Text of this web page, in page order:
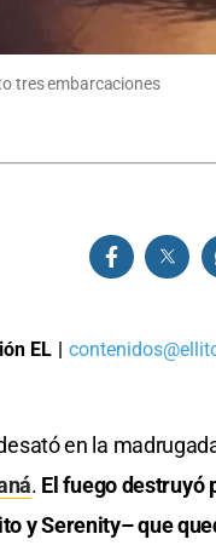
tres embarcaciones
EL |
en la
. El fuego destruyó
y Serenity– que